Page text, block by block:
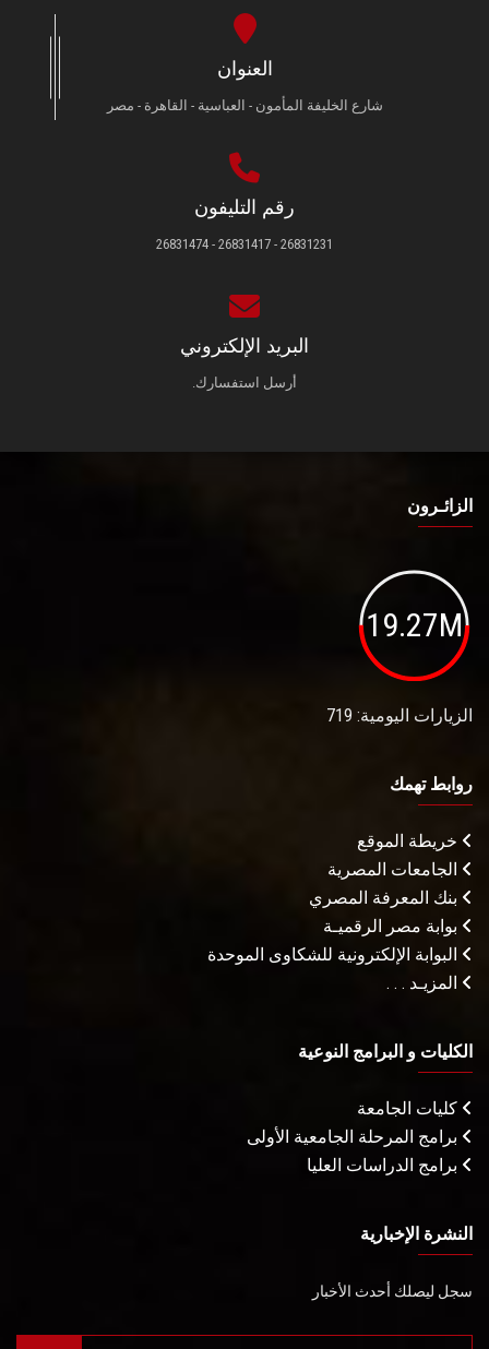
العنوان
شارع الخليفة المأمون - العباسية - القاهرة - مصر
رقم التليفون
26831231 - 26831417 - 26831474
البريد الإلكتروني
أرسل استفسارك.
الزائـرون
19.27M
الزيارات اليومية: 719
روابط تهمك
خريطة الموقع
الجامعات المصرية
بنك المعرفة المصري
بوابة مصر الرقميـة
البوابة الإلكترونية للشكاوى الموحدة
المزيـد . . .
الكليات و البرامج النوعية
كليات الجامعة
برامج المرحلة الجامعية الأولى
برامج الدراسات العليا
النشرة الإخبارية
سجل ليصلك أحدث الأخبار